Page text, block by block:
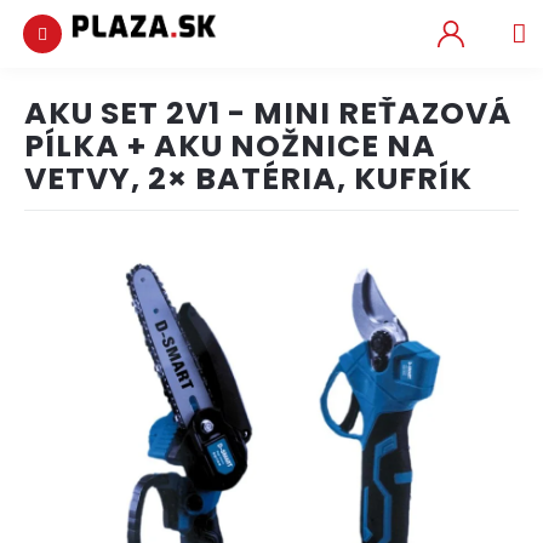
Prejsť
obsah
Obchodné
podmienky
ochrany
osobných
údajov
Preprava
AKU SET 2V1 - MINI REŤAZOVÁ
PÍLKA + AKU NOŽNICE NA
VETVY, 2× BATÉRIA, KUFRÍK